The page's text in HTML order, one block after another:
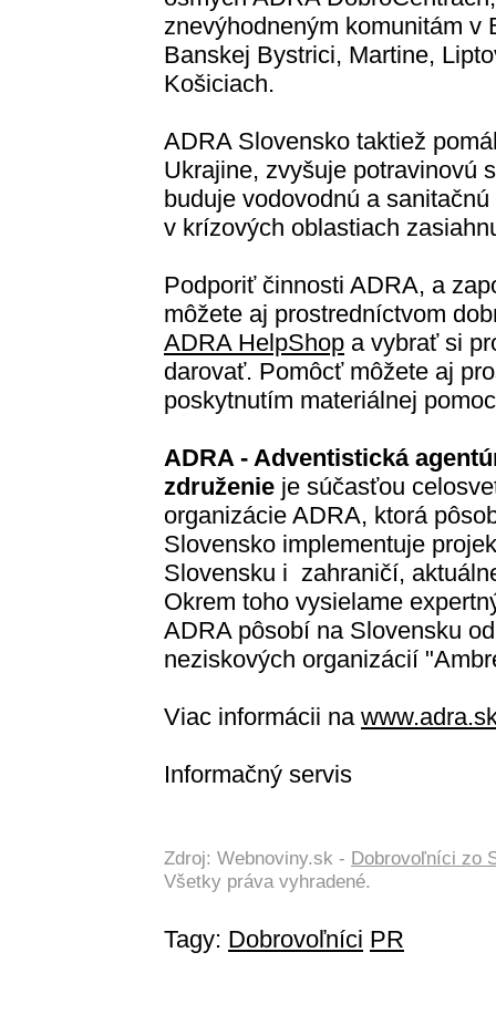
znevýhodneným komunitám
Banskej Bystrici, Martine,
Košiciach.
ADRA Slovensko taktiež
Ukrajine, zvyšuje potravinovú
buduje vodovodnú a
v krízových oblastiach
Podporiť činnosti ADRA, a
môžete aj prostredníctvom
ADRA HelpShop a vybrať si
darovať. Pomôcť môžete aj
poskytnutím materiálnej
ADRA - Adventistická
združenie je súčasťou
organizácie ADRA, ktorá
Slovensko implementuje
Slovensku i zahraničí,
Okrem toho vysielame
ADRA pôsobí na Slovensku
neziskových organizácií
Viac informácii na
Informačný servis
Zdroj: Webnoviny.sk - Dobrovoľníci zo
Všetky práva vyhradené.
Tagy: Dobrovoľníci PR